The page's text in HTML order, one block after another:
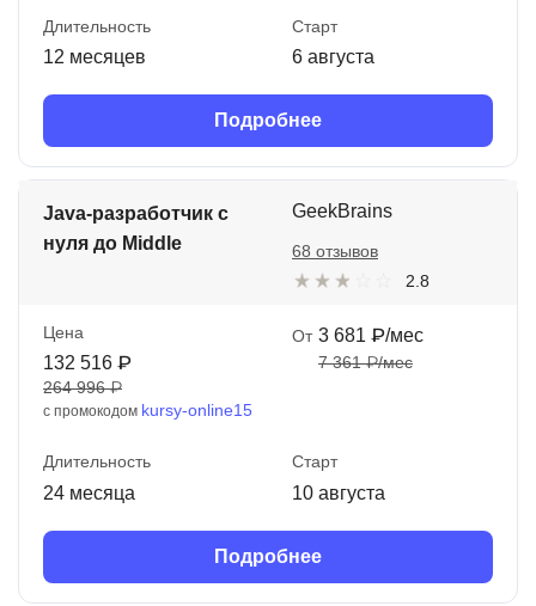
Длительность
12 месяцев
Старт
6 августа
Подробнее
Java-разработчик с
нуля до Middle
GeekBrains
2.8
68 отзывов
Цена
132 516 ₽
264 996 ₽
с промокодом kursy-online15
От 3 681 ₽/мес
7 361 ₽/мес
Длительность
24 месяца
Старт
10 августа
Подробнее